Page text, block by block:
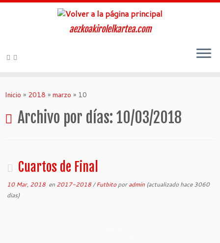
aezkoakirolelkartea.com
Inicio » 2018 » marzo » 10
Archivo por días: 10/03/2018
Cuartos de Final
10 Mar, 2018 en 2017-2018/Futbitoporadmin (actualizado hace 3060
dias)